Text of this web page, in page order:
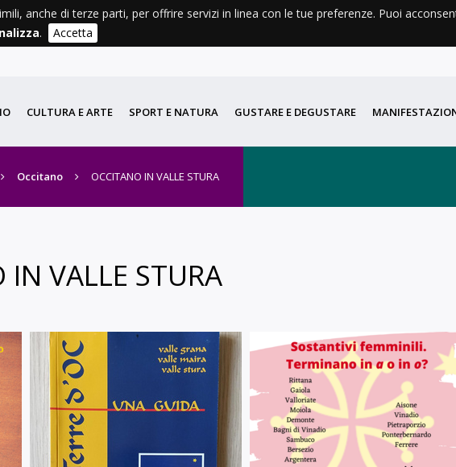
CULTURA E ARTE SPORT E NATURA GUSTARE E DEGUSTARE
Occitano OCCITANO IN VALLE STURA
IN VALLE STURA
anche di terze parti, per offrire servizi in linea con le tue preferenze. Puoi
. Accetta